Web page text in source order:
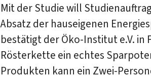
Mit der Studie will
Absatz der hauseigenen
bestätigt der Öko-Institut e.V.
Rösterkette ein echtes
Produkten kann ein Zwei-